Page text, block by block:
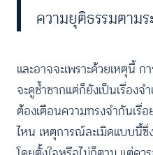
ความยุติธรรมตาม
และอาจจะเพราะด้วยเหตุนี้
จะดูซ้ำซากแต่ก็ยังเป็นเรื่องจ
ต้องเตือนความทรงจำกันเรื่
ไหน เหตุการณ์ละเมิดแบบนี้